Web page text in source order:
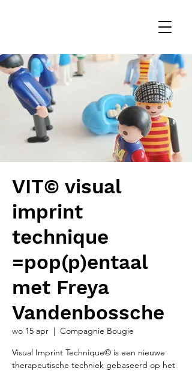
VIT© visual
imprint
technique
=pop(p)entaal
met Freya
Vandenbossche
wo 15 apr
  |
Compagnie Bougie
Visual Imprint Technique© is een nieuwe
therapeutische techniek gebaseerd op het